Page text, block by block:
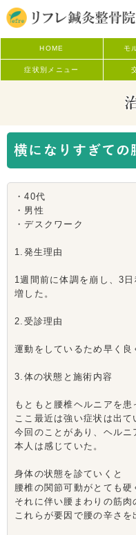
HOME モ
症状別メニュー
横になりすぎての
・40代
・男性
・デスクワーク
1.発生理由
1週間前に体調を崩し、3
増した。
2.受診理由
運動をしているため早く良
3.体の状態と施術内容
もともと腰椎ヘルニアを患
ここ最近は強い症状は出て
今回のことがあり、ヘルニ
本人は感じていた。
身体の状態を診ていくと
腰椎の関節可動がとても硬
それに伴い腰まわりの筋
これらが要因で腰の辛さを